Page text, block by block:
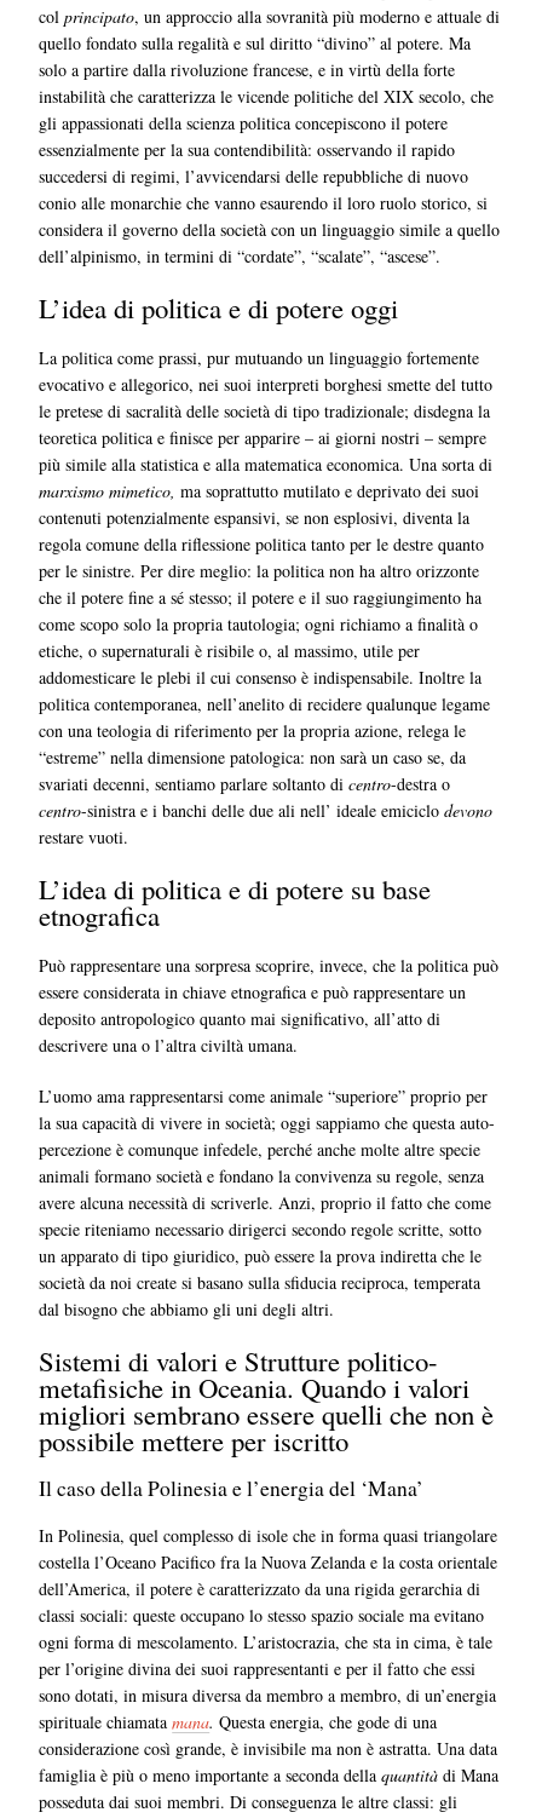
colprincipato, un approccio alla sovranità più moderno e attuale di
quello fondato sulla regalità e sul diritto “divino” al potere. Ma
solo a partire dalla rivoluzione francese, e in virtù della forte
instabilità che caratterizza le vicende politiche del XIX secolo, che
gli appassionati della scienza politica concepiscono il potere
essenzialmente per la sua contendibilità: osservando il rapido
succedersi di regimi, l’avvicendarsi delle repubbliche di nuovo
conio alle monarchie che vanno esaurendo il loro ruolo storico, si
considera il governo della società con un linguaggio simile a quello
dell’alpinismo, in termini di “cordate”, “scalate”, “ascese”.
L’idea di politica e di potere oggi
La politica come prassi, pur mutuando un linguaggio fortemente
evocativo e allegorico, nei suoi interpreti borghesi smette del tutto
le pretese di sacralità delle società di tipo tradizionale; disdegna la
teoretica politica e finisce per apparire – ai giorni nostri – sempre
più simile alla statistica e alla matematica economica. Una sorta di
marxismo mimetico, ma soprattutto mutilato e deprivato dei suoi
contenuti potenzialmente espansivi, se non esplosivi, diventa la
regola comune della riflessione politica tanto per le destre quanto
per le sinistre. Per dire meglio: la politica non ha altro orizzonte
che il potere fine a sé stesso; il potere e il suo raggiungimento ha
come scopo solo la propria tautologia; ogni richiamo a finalità o
etiche, o supernaturali è risibile o, al massimo, utile per
addomesticare le plebi il cui consenso è indispensabile. Inoltre la
politica contemporanea, nell’anelito di recidere qualunque legame
con una teologia di riferimento per la propria azione, relega le
“estreme” nella dimensione patologica: non sarà un caso se, da
svariati decenni, sentiamo parlare soltanto dicentro-destra o
centro-sinistra e i banchi delle due ali nell’ ideale emiciclodevono
restare vuoti.
L’idea di politica e di potere su base
etnografica
Può rappresentare una sorpresa scoprire, invece, che la politica può
essere considerata in chiave etnografica e può rappresentare un
deposito antropologico quanto mai significativo, all’atto di
descrivere una o l’altra civiltà umana.
L’uomo ama rappresentarsi come animale “superiore” proprio per
la sua capacità di vivere in società; oggi sappiamo che questa auto-
percezione è comunque infedele, perché anche molte altre specie
animali formano società e fondano la convivenza su regole, senza
avere alcuna necessità di scriverle. Anzi, proprio il fatto che come
specie riteniamo necessario dirigerci secondo regole scritte, sotto
un apparato di tipo giuridico, può essere la prova indiretta che le
società da noi create si basano sulla sfiducia reciproca, temperata
dal bisogno che abbiamo gli uni degli altri.
Sistemi di valori e Strutture politico-
metafisiche in Oceania. Quando i valori
migliori sembrano essere quelli che non è
possibile mettere per iscritto
Il caso della Polinesia e l’energia del ‘Mana’
In Polinesia, quel complesso di isole che in forma quasi triangolare
costella l’Oceano Pacifico fra la Nuova Zelanda e la costa orientale
dell’America, il potere è caratterizzato da una rigida gerarchia di
classi sociali: queste occupano lo stesso spazio sociale ma evitano
ogni forma di mescolamento. L’aristocrazia, che sta in cima, è tale
per l’origine divina dei suoi rappresentanti e per il fatto che essi
sono dotati, in misura diversa da membro a membro, di un’energia
spirituale chiamatamana.Questa energia, che gode di una
considerazione così grande, è invisibile ma non è astratta. Una data
famiglia è più o meno importante a seconda dellaquantità di Mana
posseduta dai suoi membri. Di conseguenza le altre classi: gli